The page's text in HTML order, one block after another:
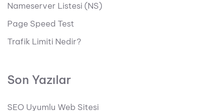
Nameserver Listesi (NS)
Page Speed Test
Trafik Limiti Nedir?
Son Yazılar
SEO Uyumlu Web Sitesi